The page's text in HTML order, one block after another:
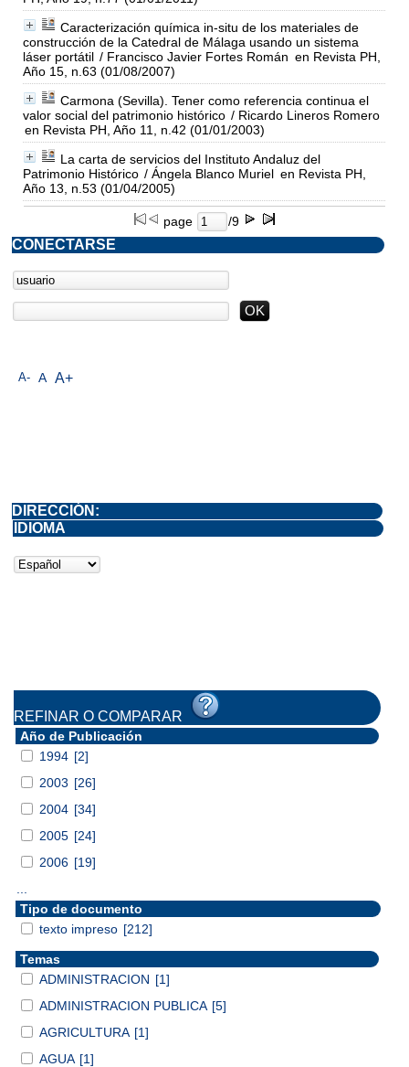
Caracterización química in-situ de los materiales de
construcción de la Catedral de Málaga usando un sistema
láser portátil / Francisco Javier Fortes Román en Revista PH,
Año 15, n.63 (01/08/2007)
Carmona (Sevilla). Tener como referencia continua el
valor social del patrimonio histórico / Ricardo Lineros Romero
en Revista PH, Año 11, n.42 (01/01/2003)
La carta de servicios del Instituto Andaluz del
Patrimonio Histórico / Ángela Blanco Muriel en Revista PH,
Año 13, n.53 (01/04/2005)
page /9
A- A A+
CONECTARSE
DIRECCIÓN:
IDIOMA
REFINAR O COMPARAR
Año de Publicación
1994 [2]
2003 [26]
2004 [34]
2005 [24]
2006 [19]
Tipo de documento
texto impreso [212]
Temas
ADMINISTRACION [1]
ADMINISTRACION PUBLICA [5]
AGRICULTURA [1]
AGUA [1]